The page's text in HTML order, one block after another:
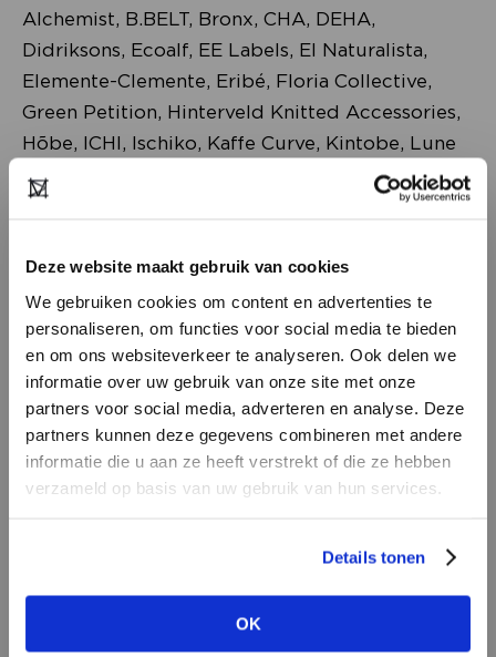
Deze website maakt gebruik van cookies
We gebruiken cookies om content en advertenties te
personaliseren, om functies voor social media te bieden
en om ons websiteverkeer te analyseren. Ook delen we
informatie over uw gebruik van onze site met onze
partners voor social media, adverteren en analyse. Deze
partners kunnen deze gegevens combineren met andere
informatie die u aan ze heeft verstrekt of die ze hebben
verzameld op basis van uw gebruik van hun services.
Details tonen
OK
HEB JE NOG GEEN
ACCOUNT?
aan of bekijk de andere mogelijkheden.
BEKIJK ALLE OPTIES
Alchemist, B.BELT, Bronx, CHA, DEHA,
Didriksons, Ecoalf, EE Labels, El Naturalista,
Elemente-Clemente, Eribé, Floria Collective,
Green Petition, Hinterveld Knitted Accessories,
Hõbe, ICHI, Ischiko, Kaffe Curve, Kintobe, Lune
Active, Marc O'Polo, MELA, Mos Mosh, MSCH
Copenhagen, O My Bag,
Wunderbar, Sunies, Vinoos en Zilch.
The Next Closet pop-up op
Modefabriek
The Next Closet komt met een interactieve pre-
loved designer pop-up op Modefabriek. Hier
koop je de beste tweedehands kledingstukken
vintage schatten en collector's items! The Next